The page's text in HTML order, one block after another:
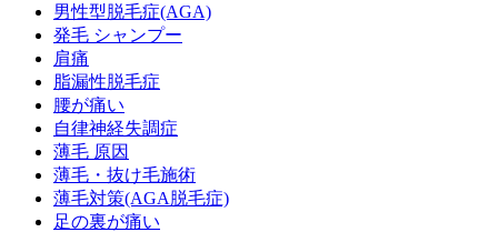
男性型脱毛症(AGA)
発毛 シャンプー
肩痛
脂漏性脱毛症
腰が痛い
自律神経失調症
薄毛 原因
薄毛・抜け毛施術
薄毛対策(AGA脱毛症)
足の裏が痛い